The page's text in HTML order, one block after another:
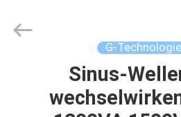
HAUSE
POWER
GROUP.
G-
Sinus-